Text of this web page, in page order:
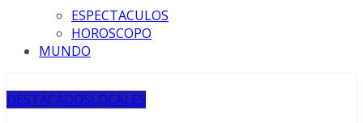
ESPECTACULOS
HOROSCOPO
MUNDO
DESTACADOSLOCALES